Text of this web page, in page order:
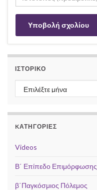
ΙΣΤΟΡΙΚΌ
Ιστορικό
KΑΤΗΓΟΡΊΕΣ
Videos
Β΄ Επίπεδο Επιμόρφωσης
β΄Παγκόσμιος Πόλεμος